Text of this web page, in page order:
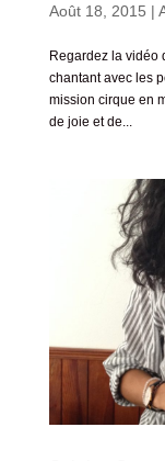
Août 18, 2015 |
Regardez la vidéo
chantant avec les
mission cirque en
de joie et de...